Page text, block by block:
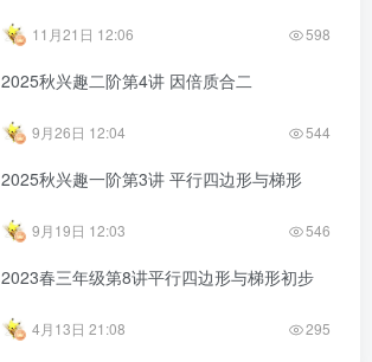
11月21日 12:06 598
2025秋兴趣二阶第4讲 因倍质合二
9月26日 12:04 544
2025秋兴趣一阶第3讲 平行四边形与梯形
9月19日 12:03 546
2023春三年级第8讲平行四边形与梯形初步
4月13日 21:08 295